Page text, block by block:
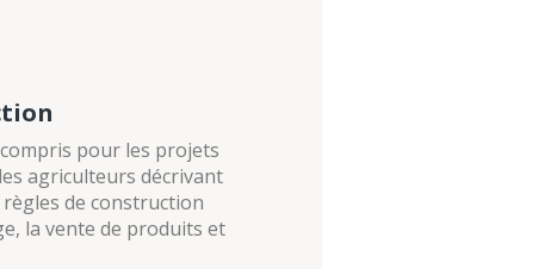
pour les projets
agriculteurs décrivant
de construction
la vente de produits et